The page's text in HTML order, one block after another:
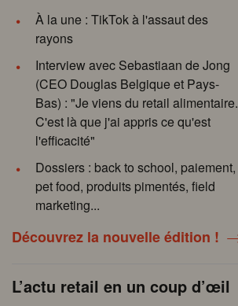
À la une : TikTok à l'assaut des
rayons
Interview avec Sebastiaan de Jong
(CEO Douglas Belgique et Pays-
Bas) : "Je viens du retail alimentaire.
C'est là que j'ai appris ce qu'est
l'efficacité"
Dossiers : back to school, paiement,
pet food, produits pimentés, field
marketing...
Découvrez la nouvelle édition !
L’actu retail en un coup d’œil